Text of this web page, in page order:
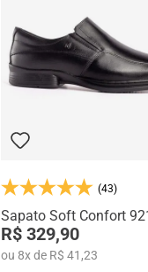
mocassins e sapatênis
desenvolvidos para
qualquer momento do dia.
(43)
Sapato Soft Confort
R$ 329,90
ou 8xde R$ 41,23